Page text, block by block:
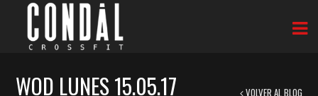
WOD LUNES 15.05.17 VOLVER AL BLOG